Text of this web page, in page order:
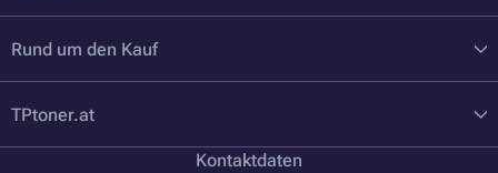
Rund um den Kauf
TPtoner.at
Kontaktdaten